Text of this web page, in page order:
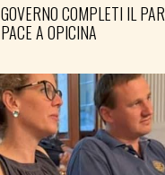
GOVERNO COMPLETI IL
PACE A OPICINA